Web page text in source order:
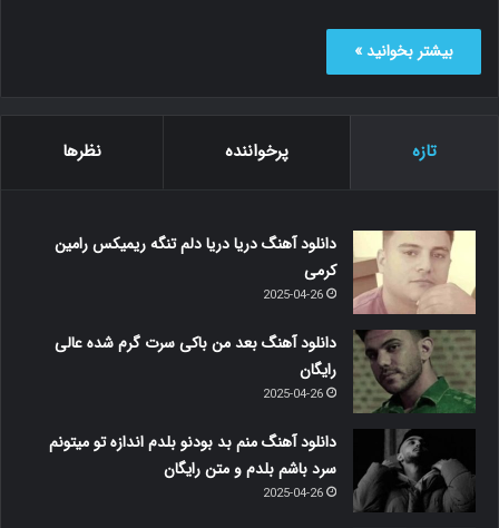
بیشتر بخوانید »
تازه پرخواننده نظرها
دانلود آهنگ دریا دریا دلم تنگه ریمیکس رامین
کرمی
2025-04-26
دانلود آهنگ بعد من باکی سرت گرم شده عالی
رایگان
2025-04-26
دانلود آهنگ منم بد بودنو بلدم اندازه تو میتونم
سرد باشم بلدم و متن رایگان
2025-04-26